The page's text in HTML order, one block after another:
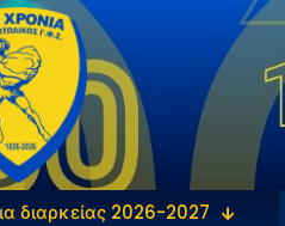
διαρκείας 2026-2027